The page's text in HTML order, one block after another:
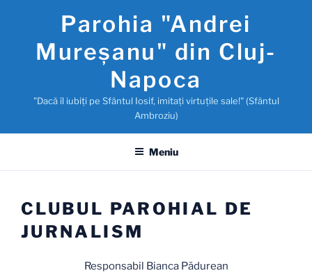
conținut
Parohia "Andrei
Mureşanu" din Cluj-
Napoca
"Dacă îl iubiţi pe Sfântul Iosif, imitaţi virtuţile sale!" (Sfântul
Ambroziu)
Meniu
CLUBUL PAROHIAL DE
JURNALISM
Responsabil Bianca Pădurean